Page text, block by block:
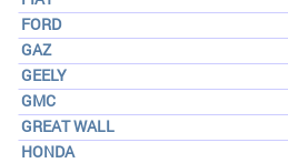
FORD
GAZ
GEELY
GMC
GREAT WALL
HONDA